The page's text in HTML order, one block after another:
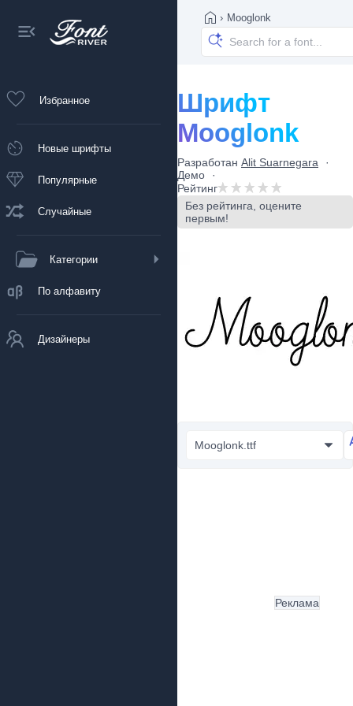
Избранное
Новые шрифты
Популярные
Случайные
Категории
По алфавиту
Дизайнеры
› Mooglonk
Шрифт
Mooglonk
Разработан Alit Suarnegara
Демо
Рейтинг
Без рейтинга, оцените
первым!
Mooglonk.ttf
Реклама